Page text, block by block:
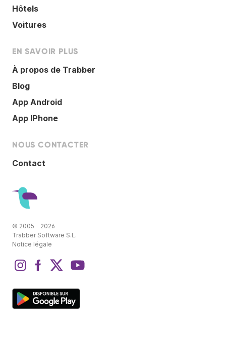
Hôtels
Voitures
EN SAVOIR PLUS
À propos de Trabber
Blog
App Android
App IPhone
NOUS CONTACTER
Contact
© 2005 - 2026
Trabber Software S.L.
Notice légale